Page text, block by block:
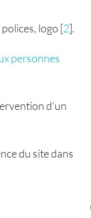
logo [2].
personnes
d’un
du site dans